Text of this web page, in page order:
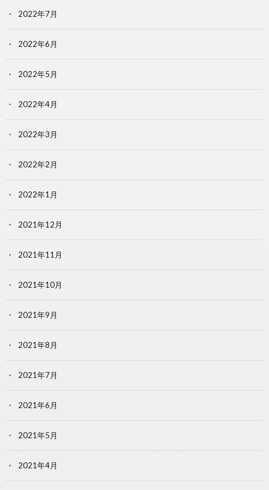
2022年7月
2022年6月
2022年5月
2022年4月
2022年3月
2022年2月
2022年1月
2021年12月
2021年11月
2021年10月
2021年9月
2021年8月
2021年7月
2021年6月
2021年5月
2021年4月